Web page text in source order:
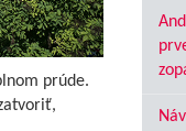
prúde.